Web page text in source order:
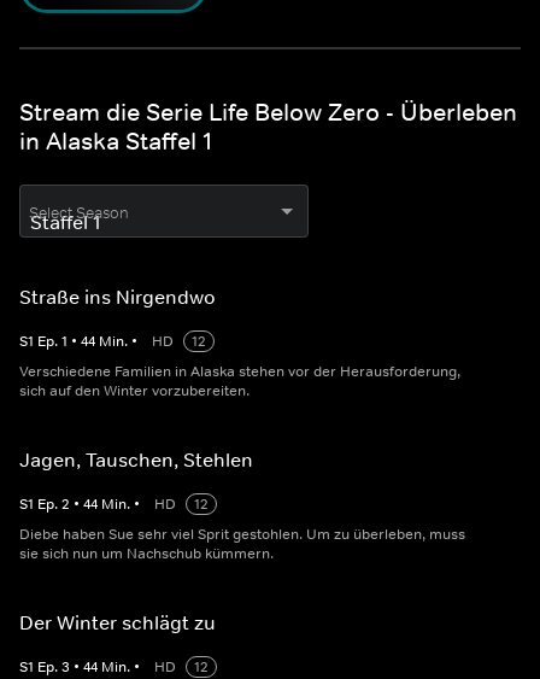
Stream die Serie Life Below Zero - Überleben
in Alaska Staffel 1
Select Season
Straße ins Nirgendwo
S1 Ep.1 • 44 Min. • HD
12
Verschiedene Familien in Alaska stehen vor der Herausforderung,
sich auf den Winter vorzubereiten.
Jagen, Tauschen, Stehlen
S1 Ep.2 • 44 Min. • HD
12
Diebe haben Sue sehr viel Sprit gestohlen. Um zu überleben, muss
sie sich nun um Nachschub kümmern.
Der Winter schlägt zu
S1 Ep.3 • 44 Min. • HD
12